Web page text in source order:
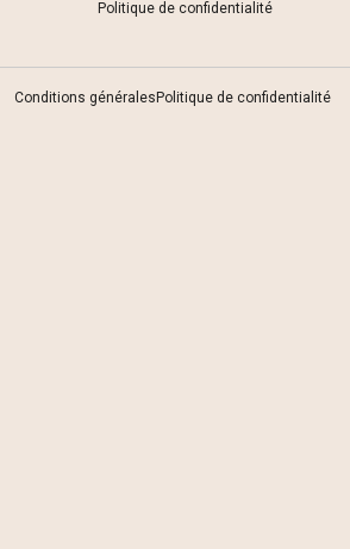
Politique de confidentialité
Conditions généralesPolitique de confidentialité